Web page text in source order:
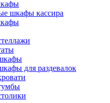
шкафы кассира
для раздевалок